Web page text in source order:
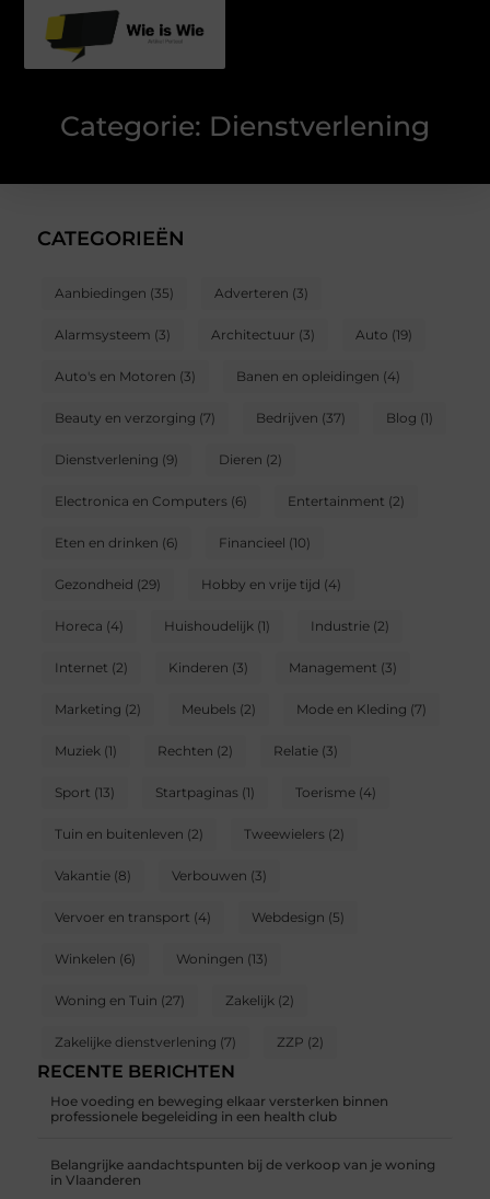
Categorie: Dienstverlening
CATEGORIEËN
Aanbiedingen (35) Adverteren (3)
Alarmsysteem (3) Architectuur (3) Auto (19)
Auto's en Motoren (3) Banen en opleidingen (4)
Beauty en verzorging (7) Bedrijven (37) Blog (1)
Dienstverlening (9) Dieren (2)
Electronica en Computers (6) Entertainment (2)
Eten en drinken (6) Financieel (10)
Gezondheid (29) Hobby en vrije tijd (4)
Horeca (4) Huishoudelijk (1) Industrie (2)
Internet (2) Kinderen (3) Management (3)
Marketing (2) Meubels (2) Mode en Kleding (7)
Muziek (1) Rechten (2) Relatie (3)
Sport (13) Startpaginas (1) Toerisme (4)
Tuin en buitenleven (2) Tweewielers (2)
Vakantie (8) Verbouwen (3)
Vervoer en transport (4) Webdesign (5)
Winkelen (6) Woningen (13)
Woning en Tuin (27) Zakelijk (2)
Zakelijke dienstverlening (7) ZZP (2)
RECENTE BERICHTEN
Hoe voeding en beweging elkaar versterken binnen
professionele begeleiding in een health club
Belangrijke aandachtspunten bij de verkoop van je woning
in Vlaanderen